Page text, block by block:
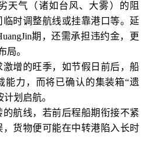
天气（诸如台风、大雾）的阻
时调整航线或挂靠港口等。延
期，还需承担违约金，更
局。
增的旺季，如节假日前后，船
能力，而将已确认的集装箱“遗
划启航。
航线，若前后程船期衔接不紧
货物便可能在中转港陷入长时